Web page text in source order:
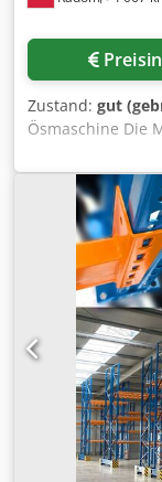
Zustand: gut
Ösmaschine Die
und sofort
Technische
g/m²) Vorderer
Maschine
Arbeitsgang.